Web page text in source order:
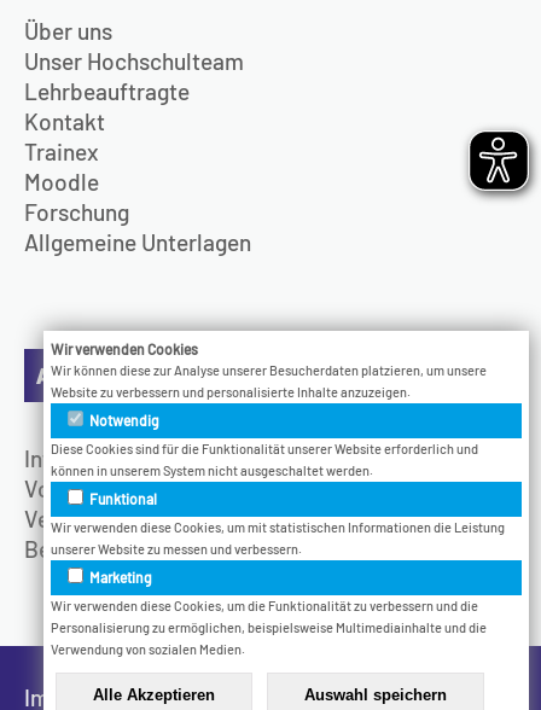
Über uns
Unser Hochschulteam
Lehrbeauftragte
Kontakt
Trainex
Moodle
Forschung
Allgemeine Unterlagen
Aktuelles
Infotage
Vodcast
Veranstaltungen
Bethel.Jetzt
Impressum Datenschutz
Wir verwenden Cookies
Wir können diese zur Analyse unserer Besucherdaten platzieren, um unsere
Website zu verbessern und personalisierte Inhalte anzuzeigen.
Notwendig
Diese Cookies sind für die Funktionalität unserer Website erforderlich und
können in unserem System nicht ausgeschaltet werden.
Funktional
Wir verwenden diese Cookies, um mit statistischen Informationen die Leistung
unserer Website zu messen und verbessern.
Marketing
Wir verwenden diese Cookies, um die Funktionalität zu verbessern und die
Personalisierung zu ermöglichen, beispielsweise Multimediainhalte und die
Verwendung von sozialen Medien.